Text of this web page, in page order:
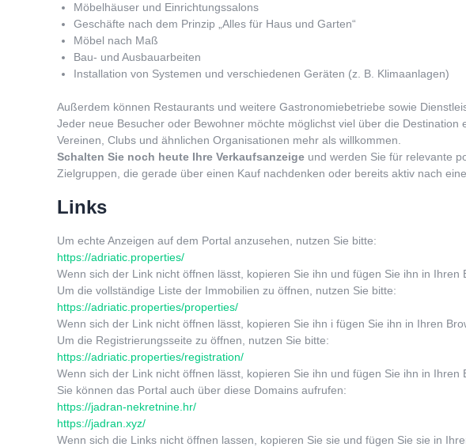
Möbelhäuser und Einrichtungssalons
Geschäfte nach dem Prinzip „Alles für Haus und Garten“
Möbel nach Maß
Bau- und Ausbauarbeiten
Installation von Systemen und verschiedenen Geräten (z. B. Klimaanlagen)
Außerdem können Restaurants und weitere Gastronomiebetriebe sowie
Jeder neue Besucher oder Bewohner möchte möglichst viel über die
Vereinen, Clubs und ähnlichen Organisationen mehr als willkommen.
Schalten Sie noch heute Ihre Verkaufsanzeige und werden Sie für relevante
Zielgruppen, die gerade über einen Kauf nachdenken oder bereits aktiv nach
Links
Um echte Anzeigen auf dem Portal anzusehen, nutzen Sie bitte:
https://adriatic.properties/
Wenn sich der Link nicht öffnen lässt, kopieren Sie ihn und fügen Sie ihn in Ihren
Um die vollständige Liste der Immobilien zu öffnen, nutzen Sie bitte:
https://adriatic.properties/properties/
Wenn sich der Link nicht öffnen lässt, kopieren Sie ihn i fügen Sie ihn in Ihren
Um die Registrierungsseite zu öffnen, nutzen Sie bitte:
https://adriatic.properties/registration/
Wenn sich der Link nicht öffnen lässt, kopieren Sie ihn und fügen Sie ihn in Ihren
Sie können das Portal auch über diese Domains aufrufen:
https://jadran-nekretnine.hr/
https://jadran.xyz/
Wenn sich die Links nicht öffnen lassen, kopieren Sie sie und fügen Sie sie in